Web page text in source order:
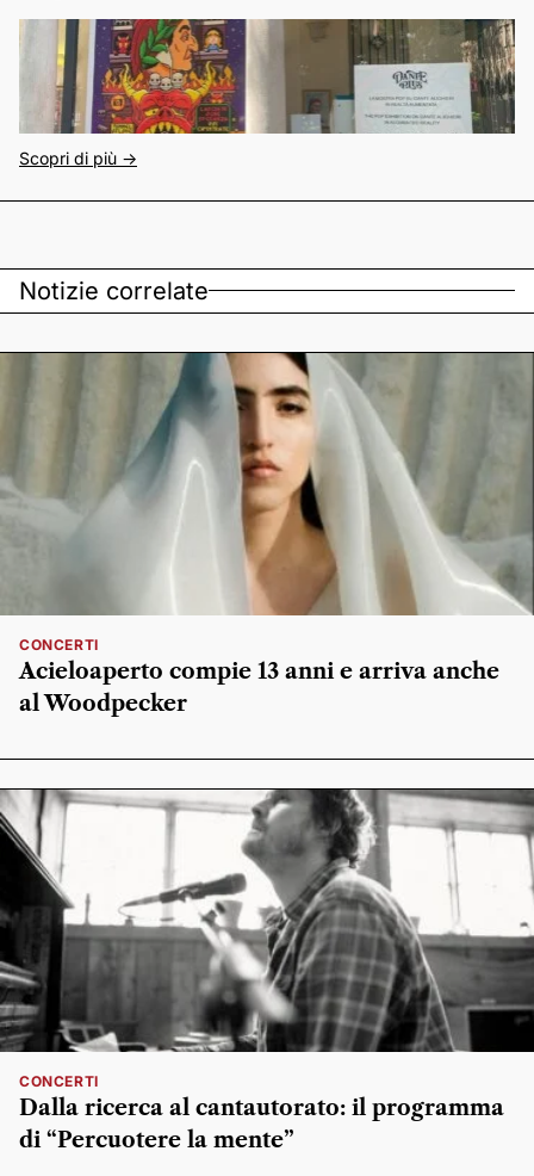
Scopri di più ->
Notizie correlate
CONCERTI
Acieloaperto compie 13 anni e arriva anche
al Woodpecker
CONCERTI
Dalla ricerca al cantautorato: il programma
di “Percuotere la mente”